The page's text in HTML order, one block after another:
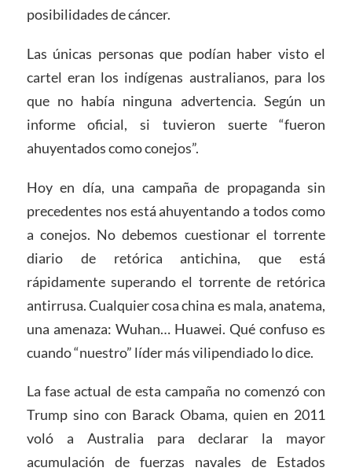
posibilidades de cáncer.
Las únicas personas que podían haber visto el
cartel eran los indígenas australianos, para los
que no había ninguna advertencia. Según un
informe oficial, si tuvieron suerte “fueron
ahuyentados como conejos”.
Hoy en día, una campaña de propaganda sin
precedentes nos está ahuyentando a todos como
a conejos. No debemos cuestionar el torrente
diario de retórica antichina, que está
rápidamente superando el torrente de retórica
antirrusa. Cualquier cosa china es mala, anatema,
una amenaza: Wuhan… Huawei. Qué confuso es
cuando “nuestro” líder más vilipendiado lo dice.
La fase actual de esta campaña no comenzó con
Trump sino con Barack Obama, quien en 2011
voló a Australia para declarar la mayor
acumulación de fuerzas navales de Estados